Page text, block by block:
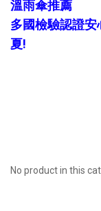
溫雨傘推薦
多國檢驗認證
夏!
No product in this